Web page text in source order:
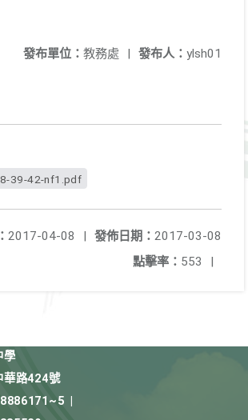
發布人： ylsh01
發布單位： 教務處 |
39-42-nf1.pdf
發佈日期： 2017-03-08
2017-04-08
|
點擊率： 553 |
學
華路424號